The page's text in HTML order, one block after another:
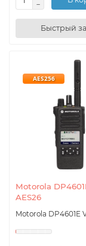
Быстрый
Motorola
AES26
Motorola DP4601E
AES256